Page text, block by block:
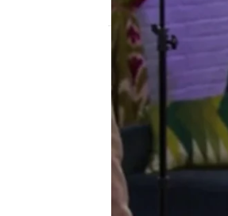
neox
Madrid
Publicado: 24 de
Mejores